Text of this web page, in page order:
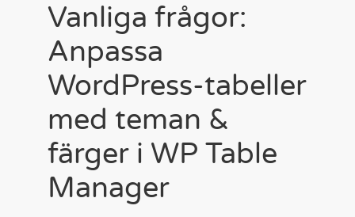
Vanliga frågor:
Anpassa
WordPress-tabeller
med teman &
färger i WP Table
Manager